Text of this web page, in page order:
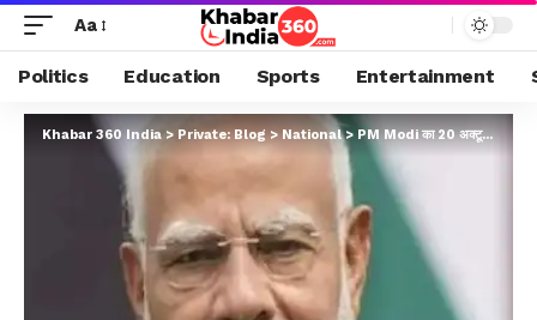
Aa
Politics Education Sports Entertainment
Khabar 360 India> Private: Blog> National> PM Modi का 20 अक्टूबर को वाराणसी दौरा, 1300 करोड़ रुपये की परियोजनाओं का होगा उद्घाटन